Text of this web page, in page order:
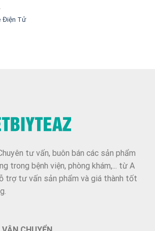
Điện Tử
tư vấn, buôn bán các sản phẩm
trong bệnh viện, phòng khám,... từ A
trợ tư vấn sản phẩm và giá thành tốt